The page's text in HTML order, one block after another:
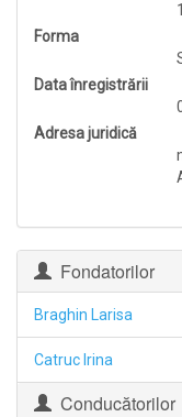
Forma
Data înregistrării
Adresa juridică
Fondatorilor
Braghin Larisa
Catruc Irina
Conducătorilor